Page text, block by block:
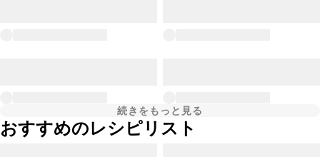
続きをもっと見る
おすすめのレシピリスト